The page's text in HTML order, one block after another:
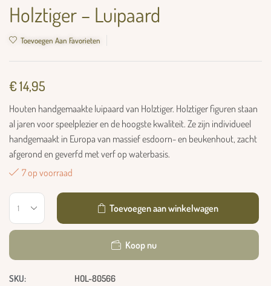
Holztiger – Luipaard
Toevoegen Aan Favorieten
€14,95
Houten handgemaakte luipaard van Holztiger. Holztiger figuren staan ​​
al jaren voor speelplezier en de hoogste kwaliteit. Ze zijn individueel
handgemaakt in Europa van massief esdoorn- en beukenhout, zacht
afgerond en geverfd met verf op waterbasis.
7 op voorraad
Toevoegen aan winkelwagen
Koop nu
SKU: HOL-80566